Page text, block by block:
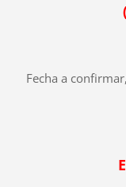
Fecha a